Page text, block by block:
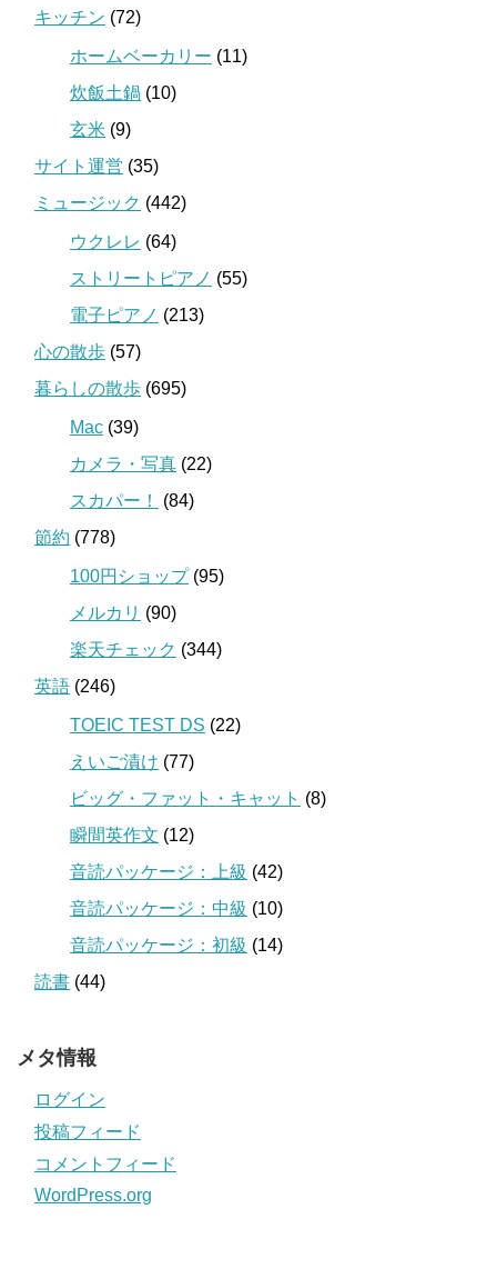
キッチン (72)
ホームベーカリー (11)
炊飯土鍋 (10)
玄米 (9)
サイト運営 (35)
ミュージック (442)
ウクレレ (64)
ストリートピアノ (55)
電子ピアノ (213)
心の散歩 (57)
暮らしの散歩 (695)
Mac (39)
カメラ・写真 (22)
スカパー！
(84)
節約 (778)
100円ショップ(95)
メルカリ (90)
楽天チェック (344)
英語 (246)
TOEIC TEST DS (22)
えいご漬け (77)
ビッグ・ファット・キャット (8)
瞬間英作文 (12)
音読パッケージ：上級 (42)
音読パッケージ：中級 (10)
音読パッケージ：初級 (14)
読書 (44)
メタ情報
ログイン
投稿フィード
コメントフィード
WordPress.org